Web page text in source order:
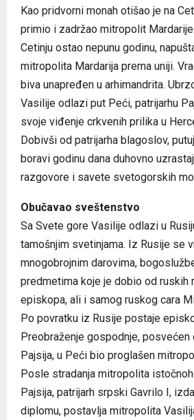
Kao pridvorni monah otišao je na
primio i zadržao mitropolit
Cetinju ostao nepunu godinu,
mitropolita Mardarija prema uniji.
biva unapređen u arhimandrita.
Vasilije odlazi put Peći, patrijarhu
svoje viđenje crkvenih prilika u
Dobivši od patrijarha blagoslov,
boravi godinu dana duhovno
razgovore i savete svetogorskih
Obučavao sveštenstvo
Sa Svete gore Vasilije odlazi u
tamošnjim svetinjama. Iz Rusije se
mnogobrojnim darovima,
predmetima koje je dobio od ruskih
episkopa, ali i samog ruskog cara
Po povratku iz Rusije postaje
Preobraženje gospodnje, posvećen
Pajsija, u Peći bio proglašen
Posle stradanja mitropolita
Pajsija, patrijarh srpski Gavrilo I,
diplomu, postavlja mitropolita